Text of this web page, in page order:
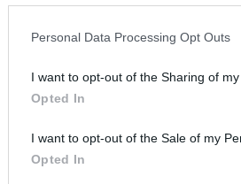
Personal Data Processing Opt Outs
I want to opt-out of the Sharing of my
Opted In
I want to opt-out of the Sale of my
Opted In